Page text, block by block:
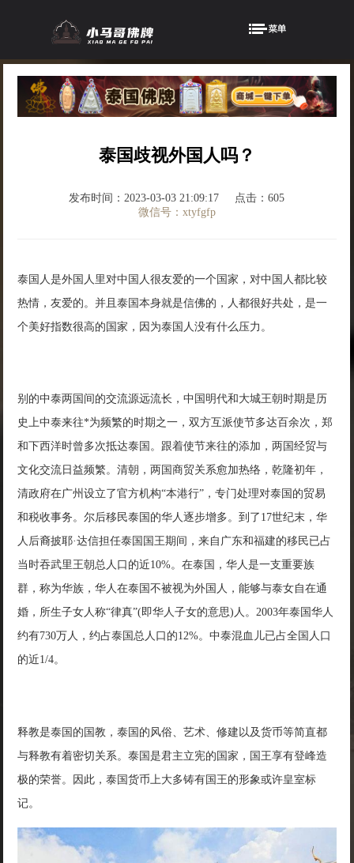
泰国歧视外国人吗？
发布时间：2023-03-03 21:09:17
点击：605
微信号：xtyfgfp
泰国人是外国人里对中国人很友爱的一个国家，对中国人都比较
热情，友爱的。并且泰国本身就是信佛的，人都很好共处，是一
个美好指数很高的国家，因为泰国人没有什么压力。
别的中泰两国间的交流源远流长，中国明代和大城王朝时期是历
史上中泰来往*为频繁的时期之一，双方互派使节多达百余次，郑
和下西洋时曾多次抵达泰国。跟着使节来往的添加，两国经贸与
文化交流日益频繁。清朝，两国商贸关系愈加热络，乾隆初年，
清政府在广州设立了官方机构“本港行”，专门处理对泰国的贸易
和税收事务。尔后移民泰国的华人逐步增多。到了17世纪末，华
人后裔披耶·达信担任泰国国王期间，来自广东和福建的移民已占
当时吞武里王朝总人口的近10%。在泰国，华人是一支重要族
群，称为华族，华人在泰国不被视为外国人，能够与泰女自在通
婚，所生子女人称“律真”(即华人子女的意思)人。2003年泰国华人
约有730万人，约占泰国总人口的12%。中泰混血儿已占全国人口
的近1/4。
释教是泰国的国教，泰国的风俗、艺术、修建以及货币等简直都
与释教有着密切关系。泰国是君主立宪的国家，国王享有登峰造
极的荣誉。因此，泰国货币上大多铸有国王的形象或许皇室标
记。